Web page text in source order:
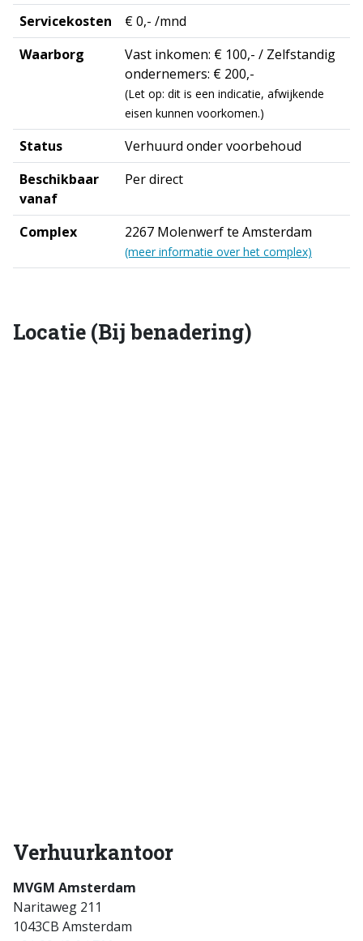
Servicekosten
€ 0,- /mnd
Waarborg
Vast inkomen: € 100,- / Zelfstandig
ondernemers: € 200,-
(Let op: dit is een indicatie, afwijkende
eisen kunnen voorkomen.)
Status
Verhuurd onder voorbehoud
Beschikbaar
vanaf
Per direct
Complex 2267 Molenwerf te Amsterdam
(meer informatie over het complex)
Locatie (Bij benadering)
Verhuurkantoor
MVGM Amsterdam
Naritaweg 211
1043CB Amsterdam